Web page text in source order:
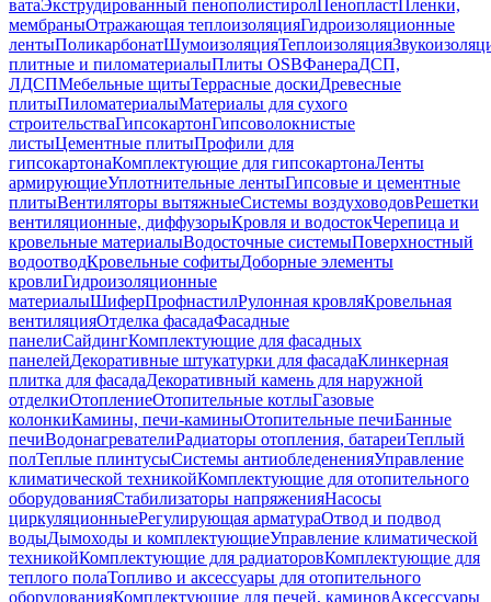
ватаЭкструдированный пенополистиролПенопластПленки,
мембраныОтражающая теплоизоляцияГидроизоляционные
лентыПоликарбонатШумоизоляцияТеплоизоляция
плитные и пиломатериалыПлиты OSBФанераДСП,
ЛДСПМебельные щитыТеррасные доскиДревесные
плитыПиломатериалыМатериалы для сухого
строительстваГипсокартонГипсоволокнистые
листыЦементные плитыПрофили для
гипсокартонаКомплектующие для гипсокартонаЛенты
армирующиеУплотнительные лентыГипсовые и цементные
плитыВентиляторы вытяжныеСистемы воздуховодовРешетки
вентиляционные, диффузорыКровля и водостокЧерепица и
кровельные материалыВодосточные системыПоверхностный
водоотводКровельные софитыДоборные элементы
кровлиГидроизоляционные
материалыШиферПрофнастилРулонная кровляКровельная
вентиляцияОтделка фасадаФасадные
панелиСайдингКомплектующие для фасадных
панелейДекоративные штукатурки для фасадаКлинкерная
плитка для фасадаДекоративный камень для наружной
отделкиОтоплениеОтопительные котлыГазовые
колонкиКамины, печи-каминыОтопительные печиБанные
печиВодонагревателиРадиаторы отопления, батареиТеплый
полТеплые плинтусыСистемы антиобледененияУправление
климатической техникойКомплектующие для отопительного
оборудованияСтабилизаторы напряженияНасосы
циркуляционныеРегулирующая арматураОтвод и подвод
водыДымоходы и комплектующиеУправление климатической
техникойКомплектующие для радиаторовКомплектующие для
теплого полаТопливо и аксессуары для отопительного
оборудованияКомплектующие для печей, каминовАксессуары